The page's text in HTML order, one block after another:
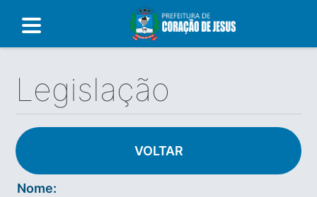
Legislação
VOLTAR
Nome: